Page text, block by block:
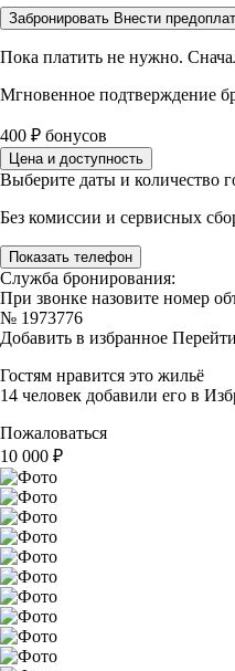
Забронировать Внести
Пока платить не нужно.
Мгновенное подтверждение
400 ₽ бонусов
Цена и доступность
Выберите даты и количество
Без комиссии и сервисных
Показать телефон
Служба бронирования:
При звонке назовите номер
№ 1973776
Добавить в избранное
Гостям нравится это жильё
14 человек добавили его в
Пожаловаться
10 000 ₽